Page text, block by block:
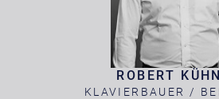
ROBERT
KLAVIERBAUER /